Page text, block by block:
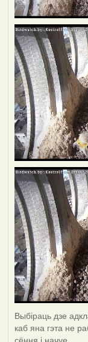
Выбіраць дзе
каб яна гэта не